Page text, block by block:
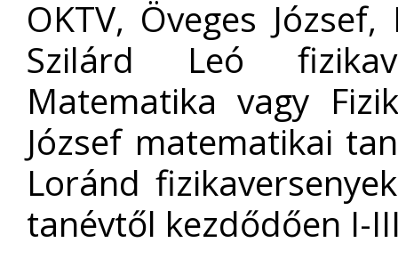
OKTV, Öveges
Szilárd Leó
Matematika vagy
József matematikai
Loránd
tanévtől kezdődően I-